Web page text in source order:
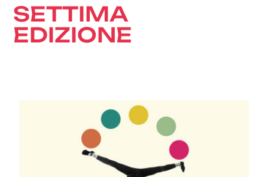
SETTIMA
EDIZIONE